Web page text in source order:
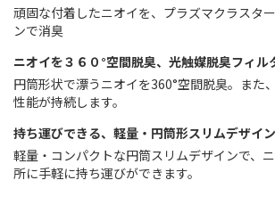
頑固な付着したニオイを、プラズマクラスタ
ンで消臭
ニオイを３６０°空間脱臭、光触媒脱臭フィル
円筒形状で漂うニオイを360°空間脱臭。また
性能が持続します。
持ち運びできる、軽量・円筒形スリムデザイン
軽量・コンパクトな円筒スリムデザインで、
所に手軽に持ち運びができます。